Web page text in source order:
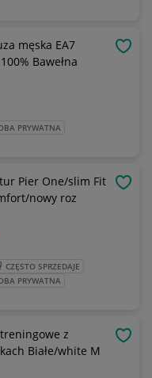
męska EA7
Bawełna
PRYWATNA
Pier One/slim Fit
nowy roz
CZĘSTO SPRZEDAJE
PRYWATNA
z
Białe/white M